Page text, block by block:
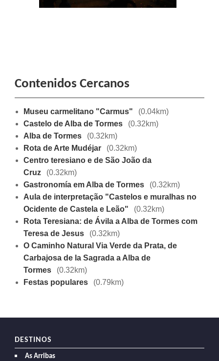
Contenidos Cercanos
Museu carmelitano "Carmus"
(0.04km)
Castelo de Alba de Tormes
(0.32km)
Alba de Tormes
(0.32km)
Rota de Arte Mudéjar
(0.32km)
Centro teresiano e de São João da
Cruz
(0.32km)
Gastronomía em Alba de Tormes
(0.32km)
Aula de interpretação "Castelos e muralhas no
Ocidente de Castela e Leão"
(0.32km)
Rota Teresiana: de Ávila a Alba de Tormes com
Teresa de Jesus
(0.32km)
O Caminho Natural Via Verde da Prata, de
Carbajosa de la Sagrada a Alba de
Tormes
(0.32km)
Festas populares
(0.79km)
DESTINOS
As Arribas